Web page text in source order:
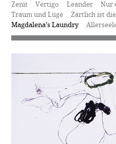
Zenit Vertigo Leander Nur
Traum und Lüge
Zärtlich ist
Magdalena’s Laundry